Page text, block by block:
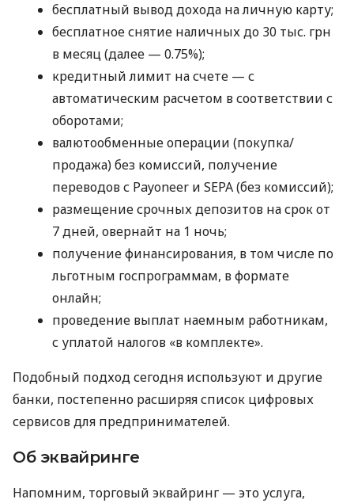
бесплатный вывод дохода на личную карту;
бесплатное снятие наличных до 30 тыс. грн
в месяц (далее — 0.75%);
кредитный лимит на счете — с
автоматическим расчетом в соответствии с
оборотами;
валютообменные операции (покупка/
продажа) без комиссий, получение
переводов с Payoneer и SEPA (без комиссий);
размещение срочных депозитов на срок от
7 дней, овернайт на 1 ночь;
получение финансирования, в том числе по
льготным госпрограммам, в формате
онлайн;
проведение выплат наемным работникам,
с уплатой налогов «в комплекте».
Подобный подход сегодня используют и другие
банки, постепенно расширяя список цифровых
сервисов для предпринимателей.
Об эквайринге
Напомним, торговый эквайринг — это услуга,